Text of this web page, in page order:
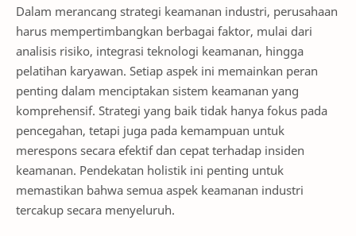
Dalam merancang strategi keamanan industri, perusahaan
harus mempertimbangkan berbagai faktor, mulai dari
analisis risiko, integrasi teknologi keamanan, hingga
pelatihan karyawan. Setiap aspek ini memainkan peran
penting dalam menciptakan sistem keamanan yang
komprehensif. Strategi yang baik tidak hanya fokus pada
pencegahan, tetapi juga pada kemampuan untuk
merespons secara efektif dan cepat terhadap insiden
keamanan. Pendekatan holistik ini penting untuk
memastikan bahwa semua aspek keamanan industri
tercakup secara menyeluruh.